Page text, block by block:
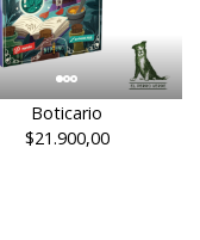
Boticario
$21.900,00